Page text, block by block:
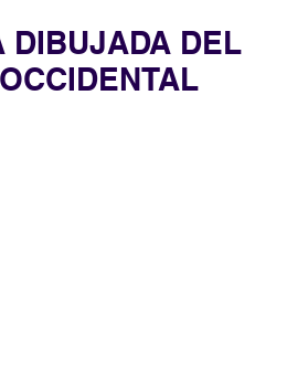
DIBUJADA DEL